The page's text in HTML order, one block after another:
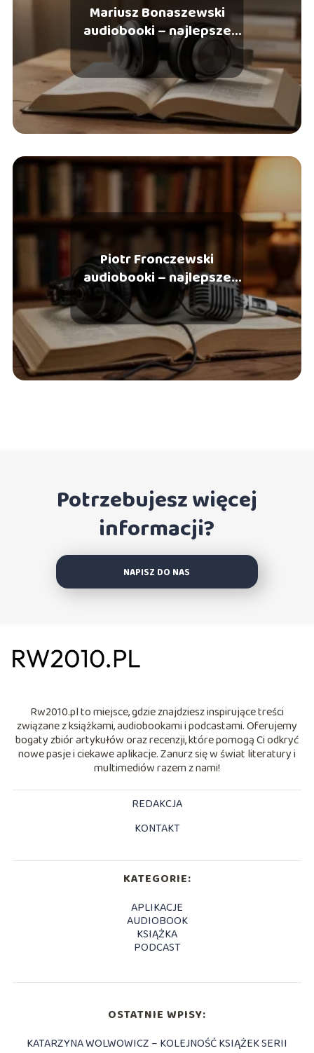
Mariusz Bonaszewski
audiobooki – najlepsze
role i polecane tytuły
Piotr Fronczewski
audiobooki – najlepsze
role i polecane tytuły
Potrzebujesz więcej
informacji?
NAPISZ DO NAS
Rw2010.pl to miejsce, gdzie znajdziesz inspirujące treści
związane z książkami, audiobookami i podcastami. Oferujemy
bogaty zbiór artykułów oraz recenzji, które pomogą Ci odkryć
nowe pasje i ciekawe aplikacje. Zanurz się w świat literatury i
multimediów razem z nami!
REDAKCJA
KONTAKT
KATEGORIE:
APLIKACJE
AUDIOBOOK
KSIĄŻKA
PODCAST
OSTATNIE WPISY:
KATARZYNA WOLWOWICZ – KOLEJNOŚĆ KSIĄŻEK SERII